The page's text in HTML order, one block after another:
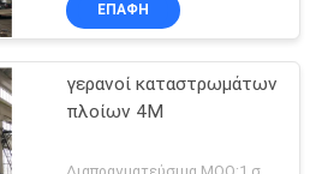
ΕΠΑΦΉ
γερανοί καταστρωμάτων
πλοίων 4M